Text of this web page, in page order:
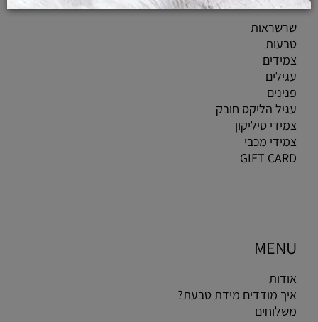
שרשראות
טבעות
צמידים
עגילים
פנינים
עגיל הליקס חובק
צמידי סיליקון
צמידי מכבי
GIFT CARD
MENU
אודות
איך מודדים מידת טבעת?
משלוחים